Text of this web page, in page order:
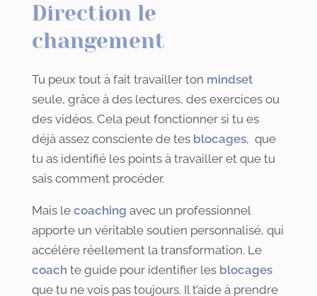
Direction le
changement
Tu peux tout à fait travailler ton mindset
seule, grâce à des lectures, des exercices ou
des vidéos. Cela peut fonctionner si tu es
déjà assez consciente de tes blocages, que
tu as identifié les points à travailler et que tu
sais comment procéder.
Mais le coaching avec un professionnel
apporte un véritable soutien personnalisé, qui
accélère réellement la transformation. Le
coach te guide pour identifier les blocages
que tu ne vois pas toujours. Il t’aide à prendre